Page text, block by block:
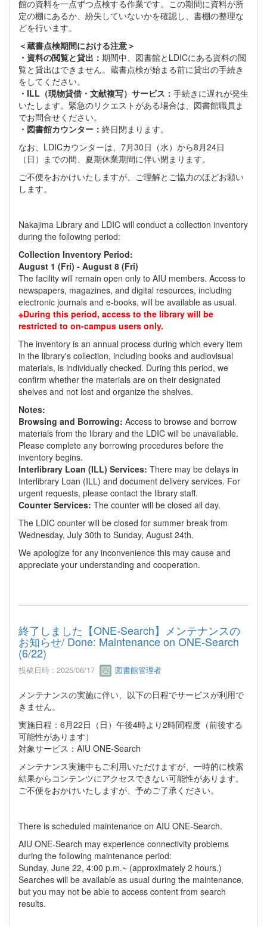
館の資料を一点ずつ点検する作業です。この期間に資料が所
定の棚にあるか、紛失していないかを確認し、書棚の整理な
どを行います。
＜蔵書点検期間における注意＞
・資料の閲覧と貸出： 期間中、図書館とLDICにある資料の閲
覧と貸出はできません。蔵書点検が始まる前に貸出の手続き
をしてください。
・ILL（現物貸借・文献複写）サービス： 手続きに遅れが発生
いたします。緊急のリクエストがある場合は、図書館職員ま
でお問合せください。
・図書館カウンター： 終日閉まります。
なお、LDICカウンターは、7月30日（水）から8月24日
（日）までの間、夏期休業期間に伴い閉まります。
ご不便をおかけいたしますが、ご理解とご協力のほどお願い
します。
Nakajima Library and LDIC will conduct a collection inventory
during the following period:
Collection Inventory Period:
August 1 (Fri) - August 8 (Fri)
The facility will remain open only to AIU members. Access to
newspapers, magazines, and digital resources, including
electronic journals and e-books, will be available as usual.
※During this period, access to the library will be
restricted to on-campus users only.
The inventory is an annual process during which every item
in the library's collection, including books and audiovisual
materials, is individually checked. During this period, we
confirm whether the materials are on their designated
shelves and not lost and organize the shelves.
Notes:
Browsing and Borrowing: Access to browse and borrow
materials from the library and the LDIC will be unavailable.
Please complete any borrowing procedures before the
inventory begins.
Interlibrary Loan (ILL) Services: There may be delays in
Interlibrary Loan (ILL) and document delivery services. For
urgent requests, please contact the library staff.
Counter Services: The counter will be closed all day.
The LDIC counter will be closed for summer break from
Wednesday, July 30th to Sunday, August 24th.
We apologize for any inconvenience this may cause and
appreciate your understanding and cooperation.
終了しました【ONE-Search】メンテナンスの
お知らせ/ Done: Maintenance on ONE-Search
(6/22)
投稿日時 : 2025/06/17 図書館管理者
メンテナンスの実施に伴い、以下の日程でサービスが利用で
きません。
実施日程：6月22日（日）午後4時より2時間程度（前後する
可能性があります）
対象サービス：AIU ONE-Search
メンテナンス実施中もご利用いただけますが、一時的に検索
結果からコンテンツにアクセスできない可能性があります。
ご不便をおかけいたしますが、予めご了承ください。
There is scheduled maintenance on AIU ONE-Search.
AIU ONE-Search may experience connectivity problems
during the following maintenance period:
Sunday, June 22, 4:00 p.m.~ (approximately 2 hours.)
Searches will be available as usual during the maintenance,
but you may not be able to access content from search
results.